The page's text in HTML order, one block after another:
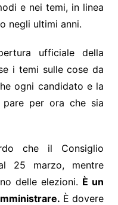
e nei temi, in linea
negli ultimi anni.
ufficiale della
i temi sulle cose da
ogni candidato e la
pare per ora che sia
che il Consiglio
25 marzo, mentre
delle elezioni. È un
È dovere